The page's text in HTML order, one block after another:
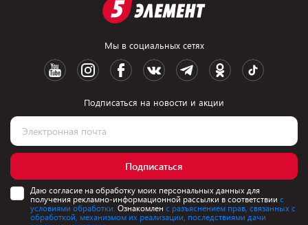
Мы в социальных сетях
Подписаться на новости и акции
Подписаться
Даю согласие на обработку моих персональных данных для
получения рекламно-информационной рассылки в соответствии с
условиями обработки. Ознакомлен с разъяснением прав, связанных с
обработкой, механизмом их реализации, последствиями дачи